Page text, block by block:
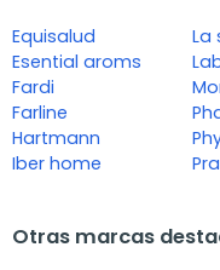
Equisalud
Esential aroms
Fardi
Farline
Hartmann
Iber home
La
Otras marcas